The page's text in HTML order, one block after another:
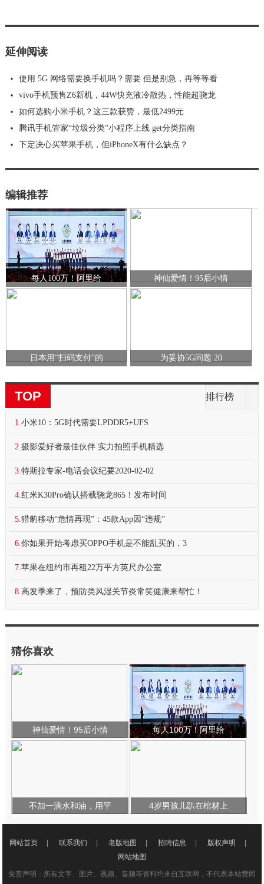
延伸阅读
使用 5G 网络需要换手机吗？需要 但是别急，再等等看
vivo手机预售Z6新机，44W快充液冷散热，性能超骁龙
如何选购小米手机？这三款获赞，最低2499元
腾讯手机管家“垃圾分类”小程序上线 get分类指南
下定决心买苹果手机，但iPhoneX有什么缺点？
编辑推荐
每人100万！阿里给 神仙爱情！95后小情
日本用“扫码支付”的 为妥协5G问题 20
TOP 排行榜
1.小米10：5G时代需要LPDDR5+UFS
2.摄影爱好者最佳伙伴 实力拍照手机精选
3.特斯拉专家-电话会议纪要2020-02-02
4.红米K30Pro确认搭载骁龙865！发布时间
5.猎豹移动“危情再现”：45款App因“违规”
6.你如果开始考虑买OPPO手机是不能乱买的，3
7.苹果在纽约市再租22万平方英尺办公室
8.高发季来了，预防类风湿关节炎常笑健康来帮忙！
猜你喜欢
神仙爱情！95后小情 每人100万！阿里给
不加一滴水和油，用平 4岁男孩儿趴在棺材上
网站首页 联系我们 老版地图 招聘信息 版权声明
网站地图
免责声明：所有文字、图片、视频、音频等资料均来自互联网，不代表本站赞同